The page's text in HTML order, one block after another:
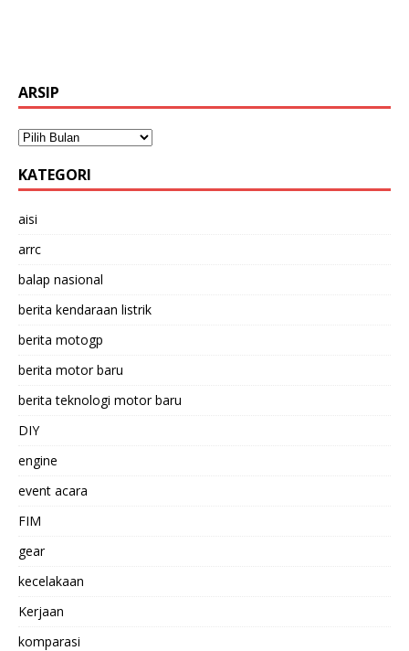
ARSIP
KATEGORI
aisi
arrc
balap nasional
berita kendaraan listrik
berita motogp
berita motor baru
berita teknologi motor baru
DIY
engine
event acara
FIM
gear
kecelakaan
Kerjaan
komparasi